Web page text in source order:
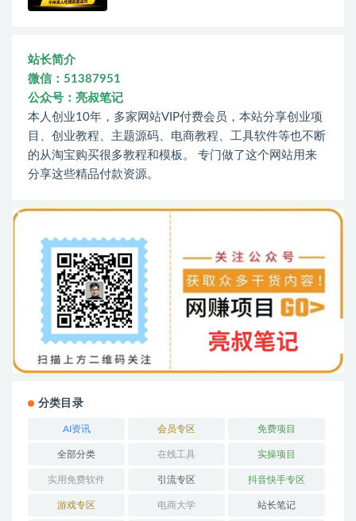
站长简介
微信：51387951
公众号：亮叔笔记
本人创业10年，多家网站VIP付费会员，本站分享创业项
目、创业教程、主题源码、电商教程、工具软件等也不断
的从淘宝购买很多教程和模板。 专门做了这个网站用来
分享这些精品付款资源。
分类目录
AI资讯 会员专区 免费项目
全部分类 在线工具 实操项目
实用免费软件 引流专区 抖音快手专区
游戏专区 电商大学 站长笔记